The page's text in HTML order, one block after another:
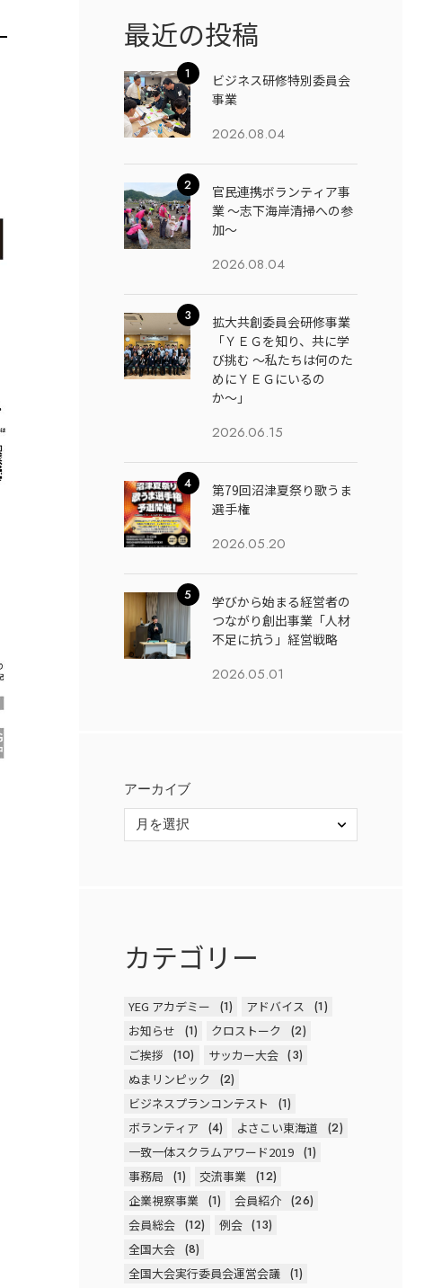
最近の投稿
ビジネス研修特別委員会
事業
2026.08.04
官民連携ボランティア事
業 ～志下海岸清掃への参
加～
2026.08.04
拡大共創委員会研修事業
「ＹＥＧを知り、共に学
び挑む 〜私たちは何のた
めにＹＥＧにいるの
か〜」
2026.06.15
第79回沼津夏祭り歌うま
選手権
2026.05.20
学びから始まる経営者の
つながり創出事業「人材
不足に抗う」経営戦略
2026.05.01
アーカイブ
カテゴリー
YEG アカデミー (1) アドバイス
(1)
お知らせ
(1) クロストーク
(2)
ご挨拶
(10) サッカー大会 (3)
ぬまリンピック
(2)
ビジネスプランコンテスト
(1)
ボランティア
(4) よさこい東海道
(2)
一致一体スクラムアワード2019 (1)
事務局
(1) 交流事業 (12)
企業視察事業 (1) 会員紹介 (26)
会員総会 (12) 例会 (13)
全国大会 (8)
全国大会実行委員会運営会議 (1)